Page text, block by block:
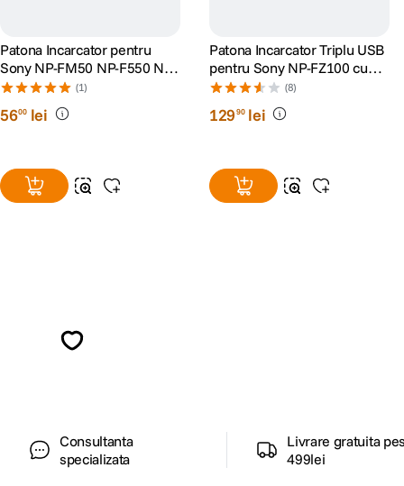
Patona Incarcator pentru
Sony NP-FM50 NP-F550 NP-
F750 NP-F970
(1)
5600 lei
Patona Incarcator Triplu USB
pentru Sony NP-FZ100 cu
Cablu tip C 8.4V
(8)
12990 lei
Consultanta
specializata
Livrare gratuita
499lei